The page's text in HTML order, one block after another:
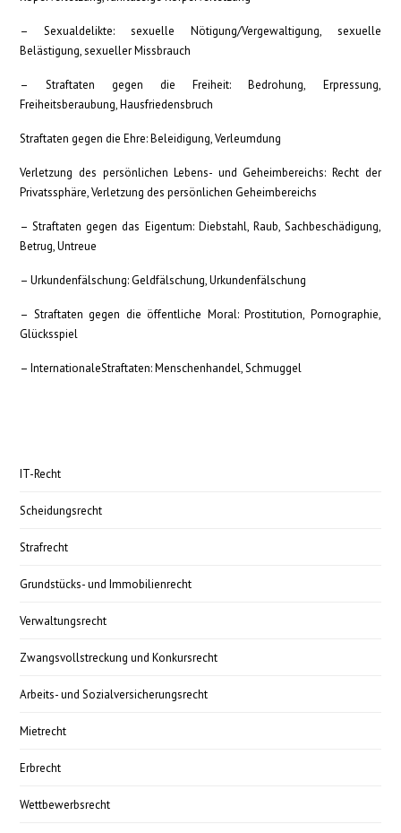
– Sexualdelikte: sexuelle Nötigung/Vergewaltigung, sexuelle
Belästigung, sexueller Missbrauch
– Straftaten gegen die Freiheit: Bedrohung, Erpressung,
Freiheitsberaubung, Hausfriedensbruch
Straftaten gegen die Ehre: Beleidigung, Verleumdung
Verletzung des persönlichen Lebens- und Geheimbereichs: Recht der
Privatssphäre, Verletzung des persönlichen Geheimbereichs
– Straftaten gegen das Eigentum: Diebstahl, Raub, Sachbeschädigung,
Betrug, Untreue
– Urkundenfälschung: Geldfälschung, Urkundenfälschung
– Straftaten gegen die öffentliche Moral: Prostitution, Pornographie,
Glücksspiel
– InternationaleStraftaten: Menschenhandel, Schmuggel
IT-Recht
Scheidungsrecht
Strafrecht
Grundstücks- und Immobilienrecht
Verwaltungsrecht
Zwangsvollstreckung und Konkursrecht
Arbeits- und Sozialversicherungsrecht
Mietrecht
Erbrecht
Wettbewerbsrecht